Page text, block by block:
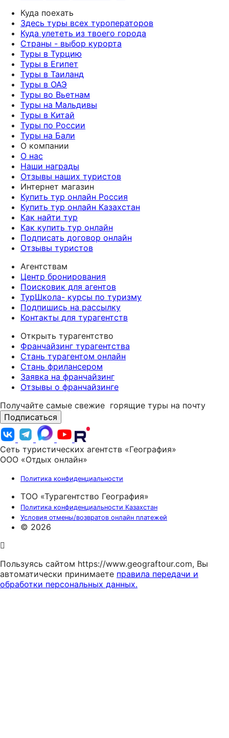
Куда поехать
Здесь туры всех туроператоров
Куда улететь из твоего города
Страны - выбор курорта
Туры в Турцию
Туры в Египет
Туры в Таиланд
Туры в ОАЭ
Туры во Вьетнам
Туры на Мальдивы
Туры в Китай
Туры по России
Туры на Бали
О компании
О нас
Наши награды
Отзывы наших туристов
Интернет магазин
Купить тур онлайн Россия
Купить тур онлайн Казахстан
Как найти тур
Как купить тур онлайн
Подписать договор онлайн
Отзывы туристов
Агентствам
Центр бронирования
Поисковик для агентов
ТурШкола- курсы по туризму
Подпишись на рассылку
Контакты для турагентств
Открыть турагентство
Франчайзинг турагентства
Стань турагентом онлайн
Стань фрилансером
Заявка на франчайзинг
Отзывы о франчайзинге
Получайте самые свежие горящие туры на почту
Подписаться
Сеть туристических агентств «География»
ООО «Отдых онлайн»
Политика конфиденциальности
ТОО «Турагентство География»
Политика конфиденциальности Казахстан
Условия отмены/возвратов онлайн платежей
© 2026
Пользуясь сайтом https://www.geograftour.com, Вы
автоматически принимаете правила передачи и
обработки персональных данных.